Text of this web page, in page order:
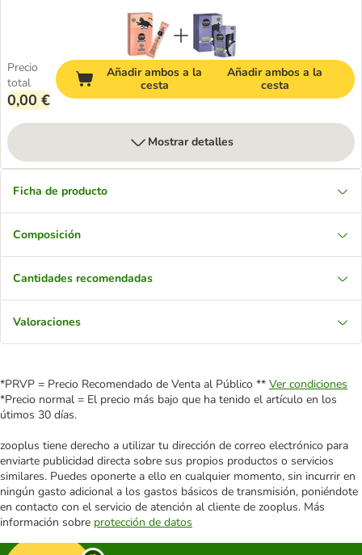
Precio
total
0,00 €
Añadir ambos a la
cesta
Añadir ambos a la
cesta
Mostrar detalles
Ficha de producto
Composición
Cantidades recomendadas
Valoraciones
*PRVP = Precio Recomendado de Venta al Público ** Ver condiciones
*Precio normal = El precio más bajo que ha tenido el artículo en los
útimos 30 días.
zooplus tiene derecho a utilizar tu dirección de correo electrónico para
enviarte publicidad directa sobre sus propios productos o servicios
similares. Puedes oponerte a ello en cualquier momento, sin incurrir en
ningún gasto adicional a los gastos básicos de transmisión, poniéndote
en contacto con el servicio de atención al cliente de zooplus. Más
información sobre protección de datos